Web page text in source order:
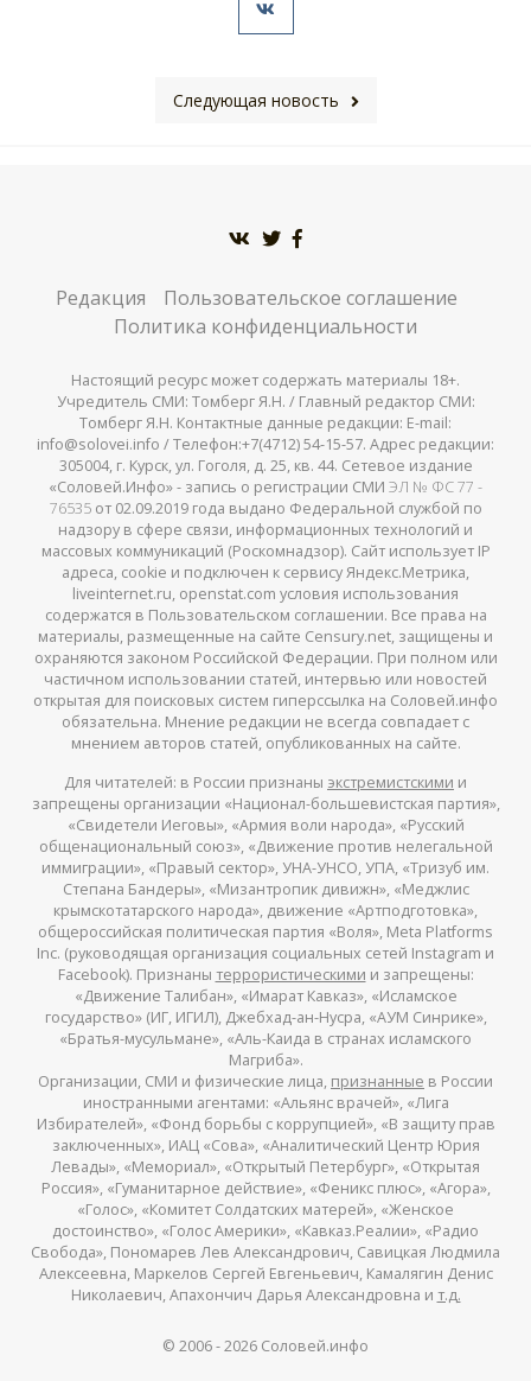
Следующая новость
Редакция
Пользовательское соглашение
Политика конфиденциальности
Настоящий ресурс может содержать материалы 18+.
Учредитель СМИ: Томберг Я.Н. / Главный редактор СМИ:
Томберг Я.Н. Контактные данные редакции: E-mail:
info@solovei.info / Телефон:+7(4712) 54-15-57. Адрес редакции:
305004, г. Курск, ул. Гоголя, д. 25, кв. 44. Сетевое издание
«Соловей.Инфо» - запись о регистрации СМИ ЭЛ № ФС 77 -
76535от 02.09.2019 года выдано Федеральной службой по
надзору в сфере связи, информационных технологий и
массовых коммуникаций (Роскомнадзор). Сайт использует IP
адреса, cookie и подключен к сервису Яндекс.Метрика,
liveinternet.ru, openstat.com условия использования
содержатся в Пользовательском соглашении. Все права на
материалы, размещенные на сайте Censury.net, защищены и
охраняются законом Российской Федерации. При полном или
частичном использовании статей, интервью или новостей
открытая для поисковых систем гиперссылка на Соловей.инфо
обязательна. Мнение редакции не всегда совпадает с
мнением авторов статей, опубликованных на сайте.
Для читателей: в России признаны экстремистскими и
запрещены организации «Национал-большевистская партия»,
«Свидетели Иеговы», «Армия воли народа», «Русский
общенациональный союз», «Движение против нелегальной
иммиграции», «Правый сектор», УНА-УНСО, УПА, «Тризуб им.
Степана Бандеры», «Мизантропик дивижн», «Меджлис
крымскотатарского народа», движение «Артподготовка»,
общероссийская политическая партия «Воля», Meta Platforms
Inc. (руководящая организация социальных сетей Instagram и
Facebook). Признаны террористическими и запрещены:
«Движение Талибан», «Имарат Кавказ», «Исламское
государство» (ИГ, ИГИЛ), Джебхад-ан-Нусра, «АУМ Синрике»,
«Братья-мусульмане», «Аль-Каида в странах исламского
Магриба».
Организации, СМИ и физические лица, признанные в России
иностранными агентами: «Альянс врачей», «Лига
Избирателей», «Фонд борьбы с коррупцией», «В защиту прав
заключенных», ИАЦ «Сова», «Аналитический Центр Юрия
Левады», «Мемориал», «Открытый Петербург», «Открытая
Россия», «Гуманитарное действие», «Феникс плюс», «Агора»,
«Голос», «Комитет Солдатских матерей», «Женское
достоинство», «Голос Америки», «Кавказ.Реалии», «Радио
Свобода», Пономарев Лев Александрович, Савицкая Людмила
Алексеевна, Маркелов Сергей Евгеньевич, Камалягин Денис
Николаевич, Апахончич Дарья Александровна и т.д.
© 2006 -2026 Соловей.инфо